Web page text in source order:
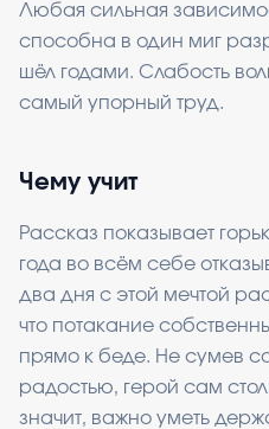
Любая сильная
способна в один миг
шёл годами. Слабость
самый упорный труд.
Чему учит
Рассказ показывает
года во всём себе
два дня с этой мечтой
что потакание
прямо к беде. Не сумев
радостью, герой сам
значит, важно уметь